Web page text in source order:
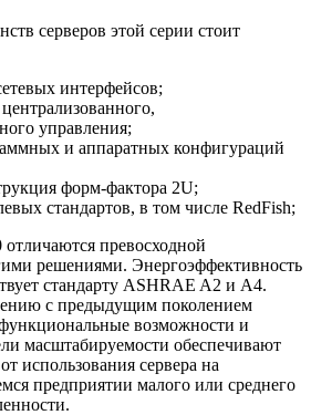
серверов этой серии стоит
интерфейсов;
управления;
и аппаратных конфигураций
форм-фактора 2U;
стандартов, в том числе RedFish;
превосходной
решениями. Энергоэффективность
стандарту ASHRAE A2 и A4.
с предыдущим поколением
возможности и
масштабируемости обеспечивают
использования сервера на
предприятии малого или среднего